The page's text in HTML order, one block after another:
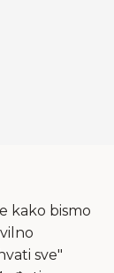
kako bismo
sve"